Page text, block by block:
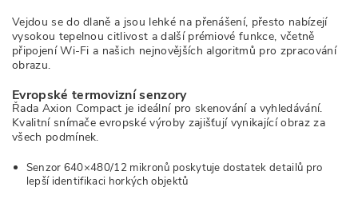
Vejdou se do dlaně a jsou lehké na přenášení, přesto nabízejí
vysokou tepelnou citlivost a další prémiové funkce, včetně
připojení Wi-Fi a našich nejnovějších algoritmů pro zpracování
obrazu.
Evropské termovizní senzory
Řada Axion Compact je ideální pro skenování a vyhledávání.
Kvalitní snímače evropské výroby zajišťují vynikající obraz za
všech podmínek.
Senzor 640×480/12 mikronů poskytuje dostatek detailů pro
lepší identifikaci horkých objektů